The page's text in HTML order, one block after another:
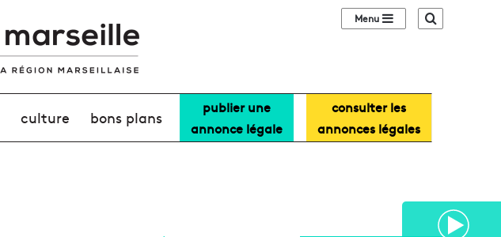
Sidebar (barre
culture bons plans
publier une
annonce légale
consulter les
annonces légales